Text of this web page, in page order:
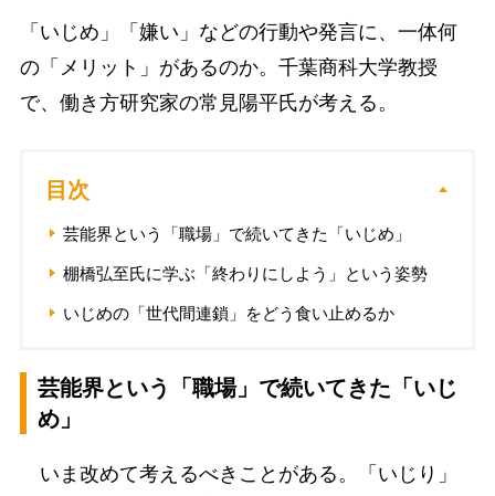
「いじめ」「嫌い」などの行動や発言に、一体何
の「メリット」があるのか。千葉商科大学教授
で、働き方研究家の常見陽平氏が考える。
目次
芸能界という「職場」で続いてきた「いじめ」
棚橋弘至氏に学ぶ「終わりにしよう」という姿勢
いじめの「世代間連鎖」をどう食い止めるか
芸能界という「職場」で続いてきた「いじ
め」
いま改めて考えるべきことがある。「いじり」